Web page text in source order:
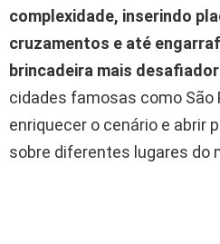
complexidade, inserindo
cruzamentos e até
brincadeira mais
cidades famosas como São
enriquecer o cenário e abrir
sobre diferentes lugares do